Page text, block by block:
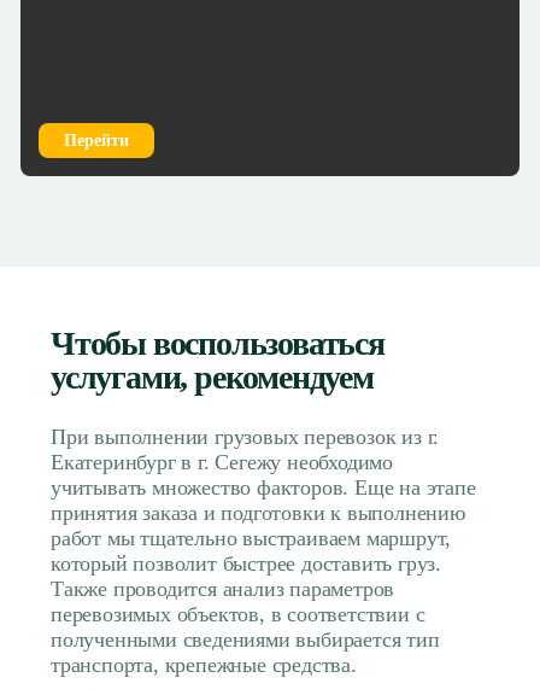
Перейти
Чтобы воспользоваться
услугами, рекомендуем
При выполнении грузовых перевозок из г.
Екатеринбург в г. Сегежу необходимо
учитывать множество факторов. Еще на этапе
принятия заказа и подготовки к выполнению
работ мы тщательно выстраиваем маршрут,
который позволит быстрее доставить груз.
Также проводится анализ параметров
перевозимых объектов, в соответствии с
полученными сведениями выбирается тип
транспорта, крепежные средства.